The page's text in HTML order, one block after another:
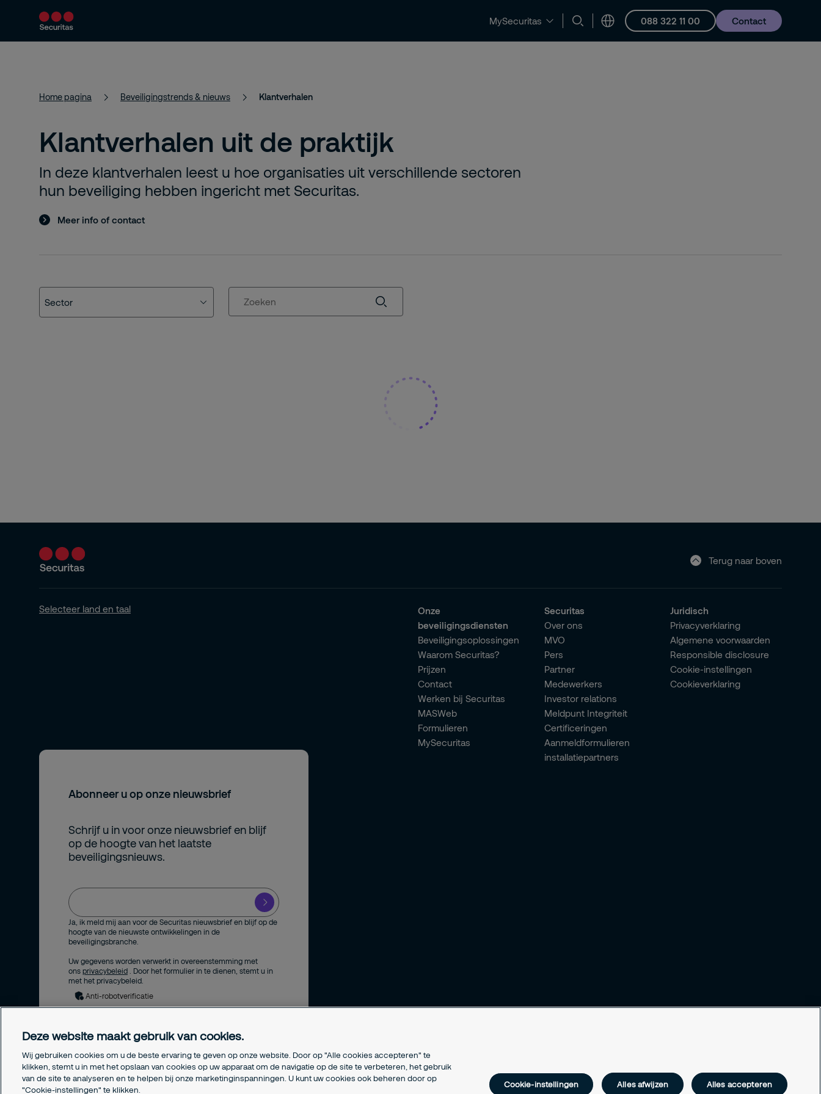
MySecuritas 088 322 11 00 Contact
Producten en diensten Beveiligingsoplossingen Beveiligingstrends & nieuws Contact en ondersteuning Vacatures
Home pagina Beveiligingstrends & nieuws Klantverhalen
Klantverhalen uit de praktijk
In deze klantverhalen leest u hoe organisaties uit verschillende sectoren
hun beveiliging hebben ingericht met Securitas.
Meer info of contact
Sector
Sector
Bouw
Kantoren
Verzekeraar
Museum
Zoeken
Terug naar boven
Selecteer land en taal
Abonneer u op onze nieuwsbrief
Schrijf u in voor onze nieuwsbrief en blijf
op de hoogte van het laatste
beveiligingsnieuws.
Ja, ik meld mij aan voor de Securitas nieuwsbrief en blijf op de
hoogte van de nieuwste ontwikkelingen in de
beveiligingsbranche.
Uw gegevens worden verwerkt in overeenstemming met
ons privacybeleid
. Door het formulier in te dienen, stemt u in
met het privacybeleid.
Anti-robotverificatie
Onze
beveiligingsdiensten
Beveiligingsoplossingen
Waarom Securitas?
Prijzen
Contact
Werken bij Securitas
MASWeb
Formulieren
MySecuritas
Securitas
Over ons
MVO
Pers
Partner
Medewerkers
Investor relations
Meldpunt Integriteit
Certificeringen
Aanmeldformulieren
installatiepartners
Juridisch
Privacyverklaring
Algemene voorwaarden
Responsible disclosure
Cookie-instellingen
Cookieverklaring
Deze website maakt gebruik van cookies.
Wij gebruiken cookies om u de beste ervaring te geven op onze website. Door op "Alle cookies accepteren" te
klikken, stemt u in met het opslaan van cookies op uw apparaat om de navigatie op de site te verbeteren, het gebruik
van de site te analyseren en te helpen bij onze marketinginspanningen. U kunt uw cookies ook beheren door op
"Cookie-instellingen" te klikken.
Cookie-instellingen Alles afwijzen Alles accepteren